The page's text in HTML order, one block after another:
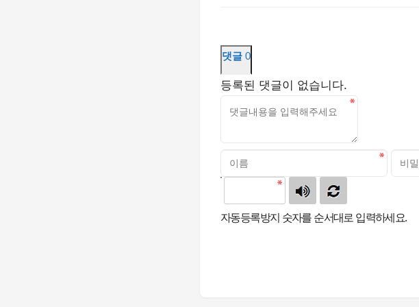
댓글 0
등록된 댓글이 없습니다.
자동등록방지 숫자를 순서대로 입력하세요.